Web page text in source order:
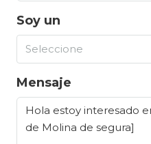
Soy un
Seleccione
Mensaje